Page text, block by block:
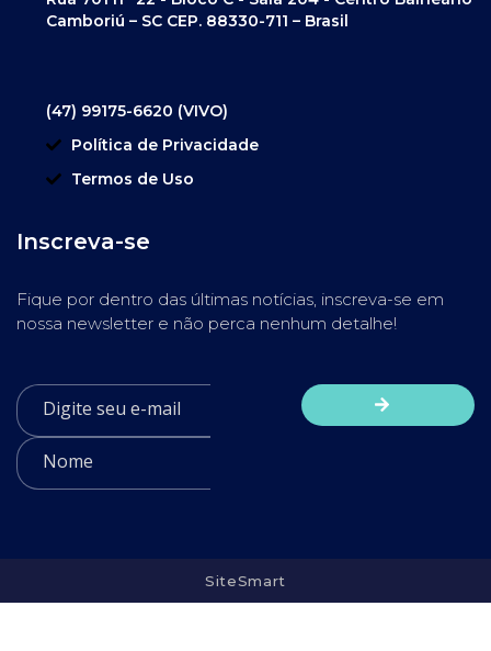
Camboriú – SC CEP. 88330-711 – Brasil
(47) 99175-6620 (VIVO)
Política de Privacidade
Termos de Uso
Inscreva-se
Fique por dentro das últimas notícias, inscreva-se em
nossa newsletter e não perca nenhum detalhe!
SiteSmart